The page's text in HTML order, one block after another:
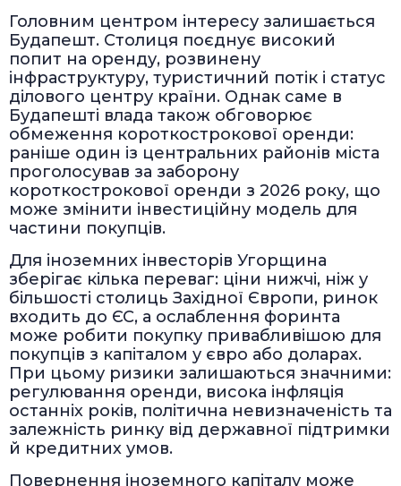
Головним центром інтересу залишається
Будапешт. Столиця поєднує високий
попит на оренду, розвинену
інфраструктуру, туристичний потік і статус
ділового центру країни. Однак саме в
Будапешті влада також обговорює
обмеження короткострокової оренди:
раніше один із центральних районів міста
проголосував за заборону
короткострокової оренди з 2026 року, що
може змінити інвестиційну модель для
частини покупців.
Для іноземних інвесторів Угорщина
зберігає кілька переваг: ціни нижчі, ніж у
більшості столиць Західної Європи, ринок
входить до ЄС, а ослаблення форинта
може робити покупку привабливішою для
покупців з капіталом у євро або доларах.
При цьому ризики залишаються значними:
регулювання оренди, висока інфляція
останніх років, політична невизначеність та
залежність ринку від державної підтримки
й кредитних умов.
Повернення іноземного капіталу може